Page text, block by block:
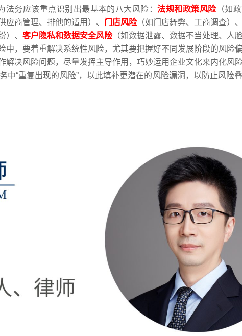
法务应该重点识别出最基本的八大风险：法规和政策风险（如
应商管理、排他的适用）、 门店风险（如门店舞弊、工商调查）、
）、 客户隐私和数据安全风险（如数据泄露、数据不当处理、人脸
中，要着重解决系统性风险，尤其要把握好不同发展阶段的风险
决风险问题，尽量发挥主导作用，巧妙运用企业文化来内化风
“重复出现的风险”，以此填补更潜在的风险漏洞，以防止风险